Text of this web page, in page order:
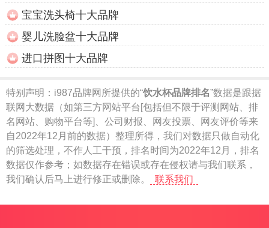
宝宝洗头椅十大品牌
婴儿洗脸盆十大品牌
进口拼图十大品牌
特别声明： i987品牌网所提供的“饮水杯品牌排名”数据是跟据
联网大数据（如第三方网站平台[包括但不限于评测网站、排
名网站、购物平台等]、公司财报、网友投票、网友评价等来
自2022年12月前的数据）整理所得，我们对数据只做自动化
的筛选处理，不作人工干预，排名时间为2022年12月，排名
数据仅作参考；如数据存在错误或存在侵权请与我们联系，
我们确认后马上进行修正或删除。
联系我们